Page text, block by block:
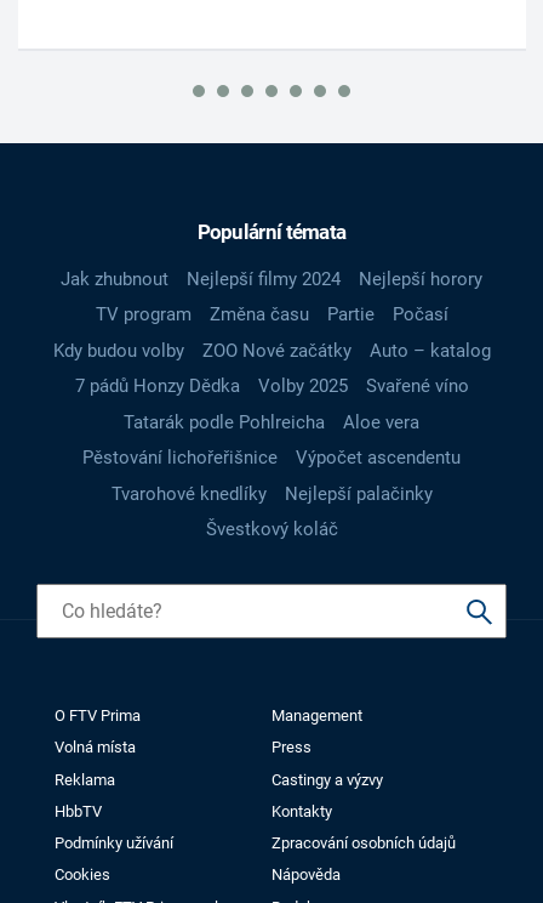
Populární témata
Jak zhubnout Nejlepší filmy 2024
Nejlepší horory
TV program
Změna času Partie
Počasí
Kdy budou volby
ZOO Nové začátky
Auto – katalog
7 pádů Honzy Dědka
Volby 2025
Svařené víno
Tatarák podle Pohlreicha
Aloe vera
Pěstování lichořeřišnice
Výpočet ascendentu
Tvarohové knedlíky
Nejlepší palačinky
Švestkový koláč
O FTV Prima
Management
Volná místa
Press
Reklama
Castingy a výzvy
HbbTV
Kontakty
Podmínky užívání
Zpracování osobních údajů
Cookies
Nápověda